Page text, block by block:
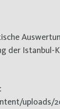
der Istanbul-
uploads/